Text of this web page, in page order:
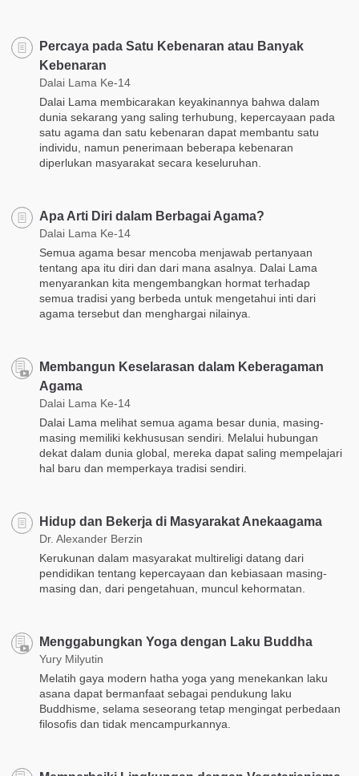
Percaya pada Satu Kebenaran atau Banyak
Kebenaran
Dalai Lama Ke-14
Dalai Lama membicarakan keyakinannya bahwa dalam
dunia sekarang yang saling terhubung, kepercayaan pada
satu agama dan satu kebenaran dapat membantu satu
individu, namun penerimaan beberapa kebenaran
diperlukan masyarakat secara keseluruhan.
Apa Arti Diri dalam Berbagai Agama?
Dalai Lama Ke-14
Semua agama besar mencoba menjawab pertanyaan
tentang apa itu diri dan dari mana asalnya. Dalai Lama
menyarankan kita mengembangkan hormat terhadap
semua tradisi yang berbeda untuk mengetahui inti dari
agama tersebut dan menghargai nilainya.
Membangun Keselarasan dalam Keberagaman
Agama
Dalai Lama Ke-14
Dalai Lama melihat semua agama besar dunia, masing-
masing memiliki kekhususan sendiri. Melalui hubungan
dekat dalam dunia global, mereka dapat saling mempelajari
hal baru dan memperkaya tradisi sendiri.
Hidup dan Bekerja di Masyarakat Anekaagama
Dr. Alexander Berzin
Kerukunan dalam masyarakat multireligi datang dari
pendidikan tentang kepercayaan dan kebiasaan masing-
masing dan, dari pengetahuan, muncul kehormatan.
Menggabungkan Yoga dengan Laku Buddha
Yury Milyutin
Melatih gaya modern hatha yoga yang menekankan laku
asana dapat bermanfaat sebagai pendukung laku
Buddhisme, selama seseorang tetap mengingat perbedaan
filosofis dan tidak mencampurkannya.